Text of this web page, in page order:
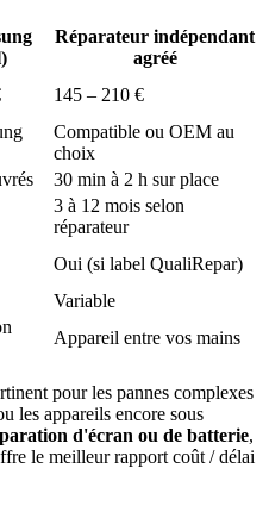
Réparateur indépendant
agréé
145 – 210 €
Compatible ou OEM au
choix
30 min à 2 h sur place
3 à 12 mois selon
réparateur
Oui (si label QualiRepar)
Variable
Appareil entre vos mains
pour les pannes complexes
les appareils encore sous
d'écran ou de batterie,
le meilleur rapport coût / délai